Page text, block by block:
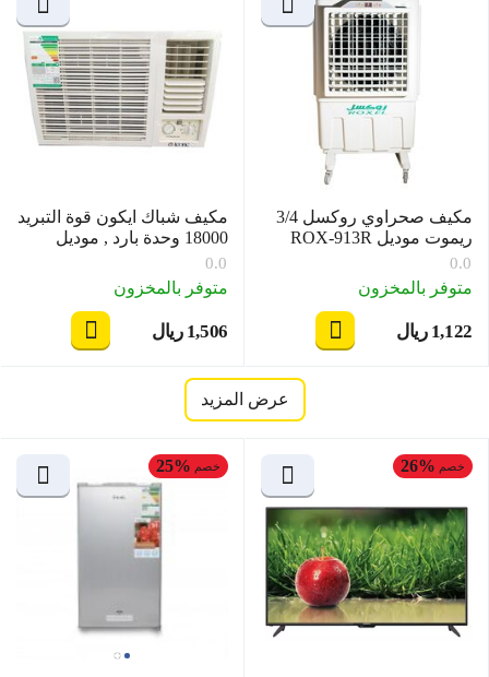
مكيف صحراوي روكسل 3/4
ريموت موديل ROX-913R
0.0
متوفر بالمخزون
ريال‎ 1,122
مكيف شباك ايكون قوة التبريد
18000 وحدة بارد , موديل
ICO-18K/CW
0.0
متوفر بالمخزون
ريال‎ 1,506
عرض المزيد
خصم 26% خصم 25%